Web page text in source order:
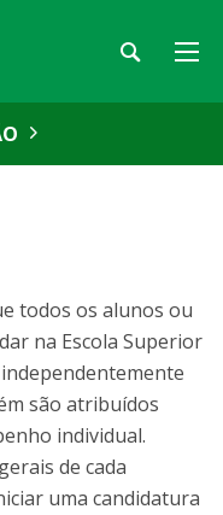
todos os alunos ou
na Escola Superior
são atribuídos
individual.
de cada
uma candidatura